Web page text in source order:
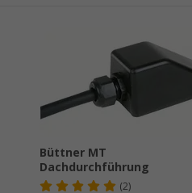
Büttner MT
Dachdurchführung
(2)